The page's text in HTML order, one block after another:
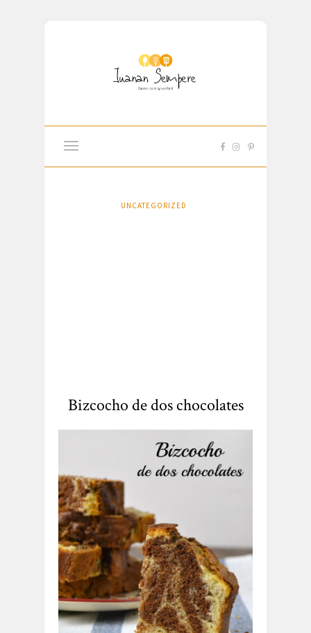
UNCATEGORIZED
Bizcocho de dos chocolates